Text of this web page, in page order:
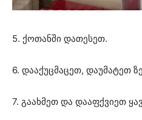
5. ქოთანში დათესეთ.
6. დააქუცმაცეთ, დაუმატეთ
7. გაახმეთ და დააფქვიეთ